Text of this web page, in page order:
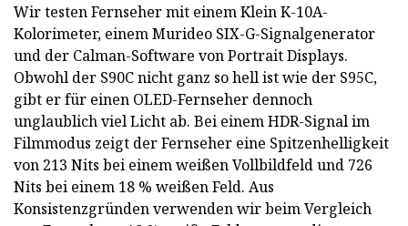
Wir testen Fernseher mit einem Klein K-10A-
Kolorimeter, einem Murideo SIX-G-Signalgenerator
und der Calman-Software von Portrait Displays.
Obwohl der S90C nicht ganz so hell ist wie der S95C,
gibt er für einen OLED-Fernseher dennoch
unglaublich viel Licht ab. Bei einem HDR-Signal im
Filmmodus zeigt der Fernseher eine Spitzenhelligkeit
von 213 Nits bei einem weißen Vollbildfeld und 726
Nits bei einem 18 % weißen Feld. Aus
Konsistenzgründen verwenden wir beim Vergleich